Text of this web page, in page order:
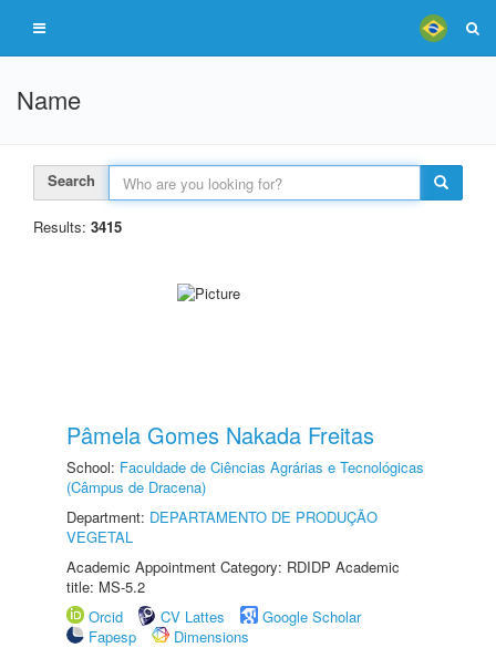
Name
Search
Results: 3415
Pâmela Gomes Nakada Freitas
School: Faculdade de Ciências Agrárias e Tecnológicas
(Câmpus de Dracena)
Department: DEPARTAMENTO DE PRODUÇÃO
VEGETAL
Academic Appointment Category: RDIDP Academic
title: MS-5.2
Orcid
CV Lattes
Google Scholar
Fapesp
Dimensions